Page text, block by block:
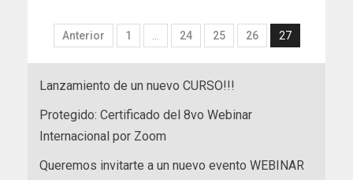
Anterior 1 24 25 26 27
Lanzamiento de un nuevo CURSO!!!
Protegido: Certificado del 8vo Webinar
Internacional por Zoom
Queremos invitarte a un nuevo evento WEBINAR